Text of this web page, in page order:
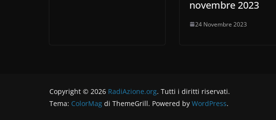
novembre 2023
24 Novembre 2023
Copyright © 2026 RadiAzione.org. Tutti i diritti riservati.
Tema: ColorMag di ThemeGrill. Powered by WordPress.